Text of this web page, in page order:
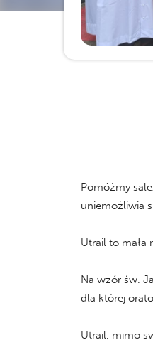
Pomóżmy
uniemożliwia
Utrail to mała
Na wzór św.
dla której
Utrail, mimo